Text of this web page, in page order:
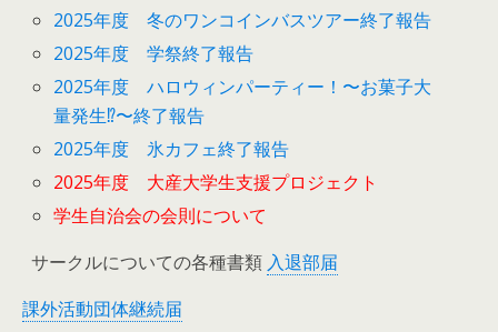
2025年度 冬のワンコインバスツアー終了報告
2025年度 学祭終了報告
2025年度 ハロウィンパーティー！〜お菓子大
量発生⁉︎〜終了報告
2025年度 氷カフェ終了報告
2025年度 大産大学生支援プロジェクト
学生自治会の会則について
サークルについての各種書類 入退部届
課外活動団体継続届